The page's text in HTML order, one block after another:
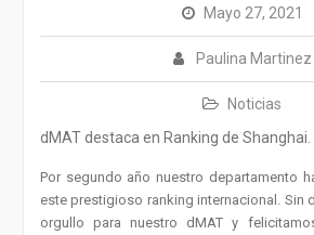
Mayo 27, 2021
Paulina Martinez
Noticias
dMAT destaca en Ranking de Shanghai.
Por segundo año nuestro departamento
este prestigioso ranking internacional. Sin
orgullo para nuestro dMAT y